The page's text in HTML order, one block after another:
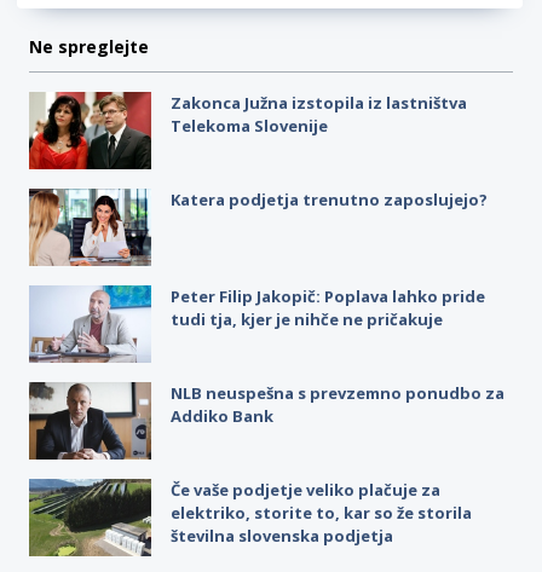
Ne spreglejte
Zakonca Južna izstopila iz lastništva
Telekoma Slovenije
Katera podjetja trenutno zaposlujejo?
Peter Filip Jakopič: Poplava lahko pride
tudi tja, kjer je nihče ne pričakuje
NLB neuspešna s prevzemno ponudbo za
Addiko Bank
Če vaše podjetje veliko plačuje za
elektriko, storite to, kar so že storila
številna slovenska podjetja